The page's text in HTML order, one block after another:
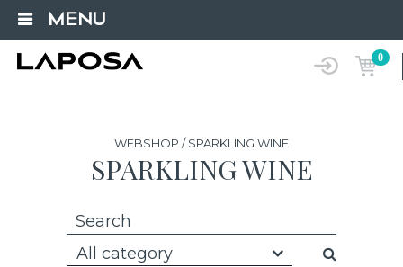
MENU
0
WEBSHOP / SPARKLING WINE
SPARKLING WINE
All category